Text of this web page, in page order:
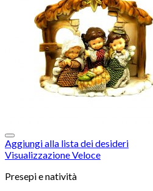
Aggiungi alla lista dei desideri
Visualizzazione Veloce
Presepi e natività